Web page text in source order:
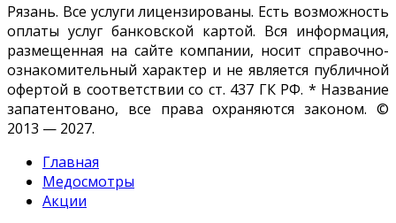
Рязань. Все услуги лицензированы. Есть возможность
оплаты услуг банковской картой. Вся информация,
размещенная на сайте компании, носит справочно-
ознакомительный характер и не является публичной
офертой в соответствии со ст. 437 ГК РФ. * Название
запатентовано, все права охраняются законом. ©
2013 — 2027.
Главная
Медосмотры
Акции